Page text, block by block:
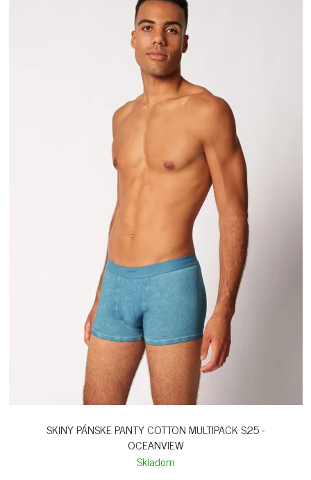
SKINY PÁNSKE PANTY COTTON MULTIPACK S25 -
OCEANVIEW
Skladom